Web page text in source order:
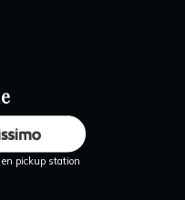
pickup station